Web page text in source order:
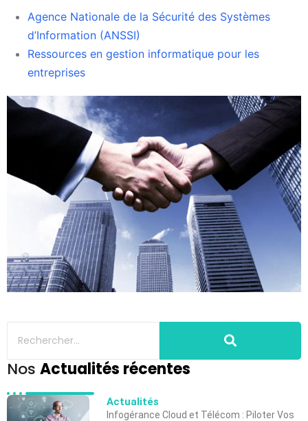
Agence Nationale de la Sécurité des Systèmes
d’Information (ANSSI)
Ressources en gestion informatique pour les
entreprises
Nos Actualités récentes
Actualités
Infogérance Cloud et Télécom : Piloter Vos